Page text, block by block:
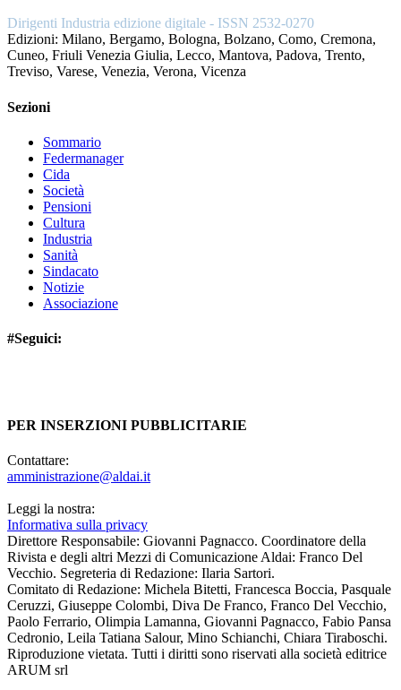
Dirigenti Industria edizione digitale - ISSN 2532-0270
Edizioni: Milano, Bergamo, Bologna, Bolzano, Como, Cremona,
Cuneo, Friuli Venezia Giulia, Lecco, Mantova, Padova, Trento,
Treviso, Varese, Venezia, Verona, Vicenza
Sezioni
Sommario
Federmanager
Cida
Società
Pensioni
Cultura
Industria
Sanità
Sindacato
Notizie
Associazione
#Seguici:
PER INSERZIONI PUBBLICITARIE
Contattare:
amministrazione@aldai.it
Leggi la nostra:
Informativa sulla privacy
Direttore Responsabile: Giovanni Pagnacco. Coordinatore della
Rivista e degli altri Mezzi di Comunicazione Aldai: Franco Del
Vecchio. Segreteria di Redazione: Ilaria Sartori.
Comitato di Redazione: Michela Bitetti, Francesca Boccia, Pasquale
Ceruzzi, Giuseppe Colombi, Diva De Franco, Franco Del Vecchio,
Paolo Ferrario, Olimpia Lamanna, Giovanni Pagnacco, Fabio Pansa
Cedronio, Leila Tatiana Salour, Mino Schianchi, Chiara Tiraboschi.
Riproduzione vietata. Tutti i diritti sono riservati alla società editrice
ARUM srl